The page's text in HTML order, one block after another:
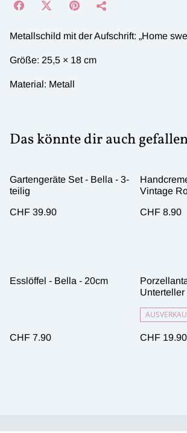
Metallschild mit der Aufschrift: „Home
Größe: 25,5 × 18 cm
Material: Metall
Das könnte dir auch
Gartengeräte Set - Bella - 3-
teilig
CHF 39.90
Vintage
CHF 8.90
Esslöffel - Bella - 20cm
CHF 7.90 CHF 19.90